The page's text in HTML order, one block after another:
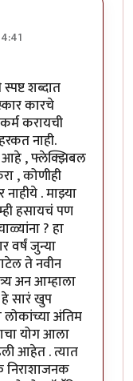
वरील
शब्दात
कारचे
करायची
नाही.
आहे , फ्लेक्झिबल
, कोणीही
. माझ्या
हसायचं पण
? हा
वर्षं जुन्या
ते नवीन
अन आम्हाला
हे सारं खुप
अंतिम
योग आला
आहेत . त्यात
निराशाजनक